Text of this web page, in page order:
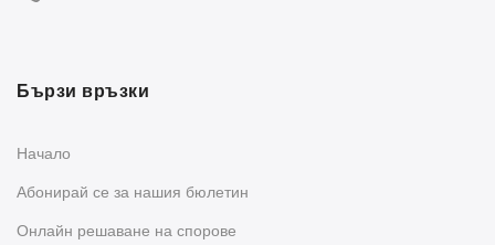
Бързи връзки
Начало
Абонирай се за нашия бюлетин
Oнлайн решаване на спорове